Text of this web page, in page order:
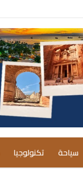
سياحة تكنولوجيا